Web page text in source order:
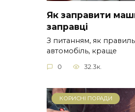
Як заправити
заправці
З питанням, як
автомобіль, краще
0 32.3к.
КОРИСНІ ПОРАДИ